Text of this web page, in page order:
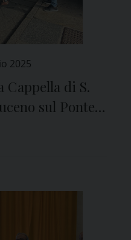
2025
Cappella di S.
sul Ponte